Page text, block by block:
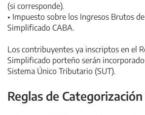
(si corresponde).
• Impuesto sobre los Ingresos Brutos
Simplificado CABA.
Los contribuyentes ya inscriptos en el
Simplificado porteño serán
Sistema Único Tributario (SUT).
Reglas de